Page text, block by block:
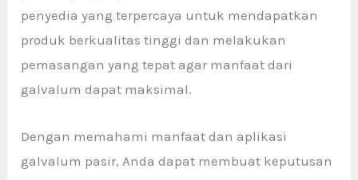
penyedia yang terpercaya untuk mendapatkan
produk berkualitas tinggi dan melakukan
pemasangan yang tepat agar manfaat dari
galvalum dapat maksimal.
Dengan memahami manfaat dan aplikasi
galvalum pasir, Anda dapat membuat keputusan